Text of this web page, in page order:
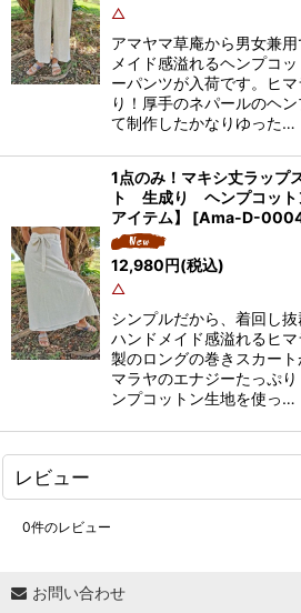
△
アマヤマ草庵から男女兼
メイド感溢れるヘンプコ
ーパンツが入荷です。ヒ
り！厚手のネパールのヘ
て制作したかなりゆった…
1点のみ！マキシ丈ラッ
ト 生成り ヘンプコット
アイテム】
[Ama-D-
12,980円(税込)
△
シンプルだから、着回し
ハンドメイド感溢れるヒ
製のロングの巻きスカー
マラヤのエナジーたっぷ
ンプコットン生地を使っ…
レビュー
0件のレビュー
お問い合わせ